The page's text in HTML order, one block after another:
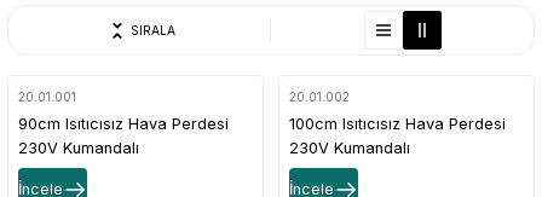
SIRALA
20.01.001
90cm Isıtıcısız Hava Perdesi
230V Kumandalı
İncele
20.01.002
100cm Isıtıcısız Hava Perdesi
230V Kumandalı
İncele